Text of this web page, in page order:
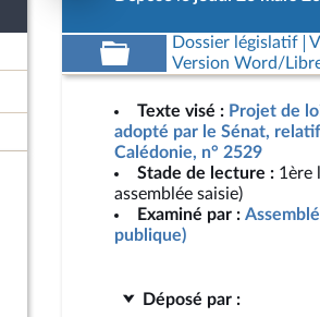
Dossier législatif
Version Word/
Texte visé : Projet de
adopté par le Sénat,
Calédonie, n° 2529
Stade de lecture : 1ère
assemblée saisie)
Examiné par :
publique)
Déposé par :